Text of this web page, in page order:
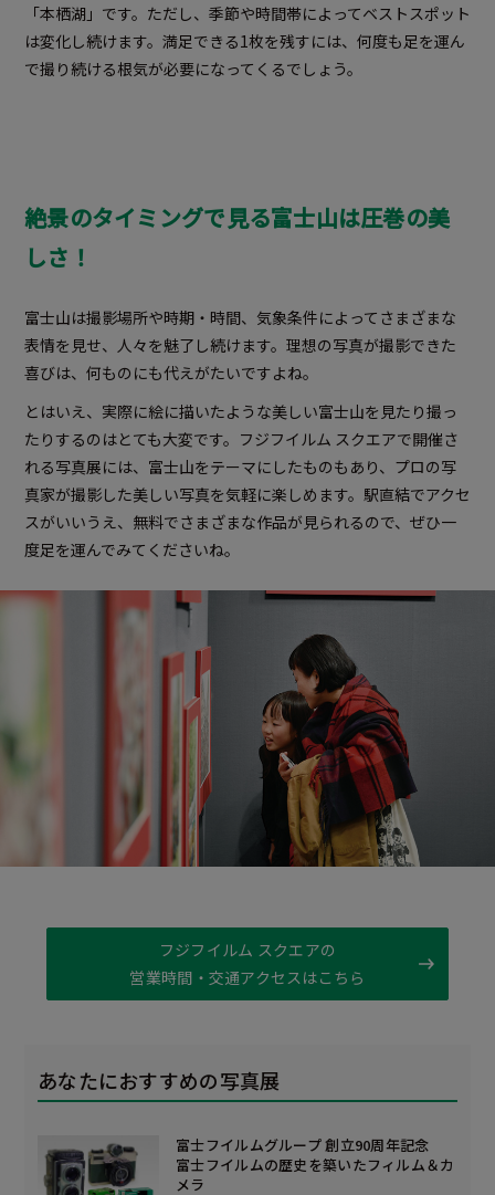
「本栖湖」です。ただし、季節や時間帯によってベストスポット
は変化し続けます。満足できる1枚を残すには、何度も足を運ん
で撮り続ける根気が必要になってくるでしょう。
絶景のタイミングで見る富士山は圧巻の美
しさ！
富士山は撮影場所や時期・時間、気象条件によってさまざまな
表情を見せ、人々を魅了し続けます。理想の写真が撮影できた
喜びは、何ものにも代えがたいですよね。
とはいえ、実際に絵に描いたような美しい富士山を見たり撮っ
たりするのはとても大変です。フジフイルム スクエアで開催さ
れる写真展には、富士山をテーマにしたものもあり、プロの写
真家が撮影した美しい写真を気軽に楽しめます。駅直結でアクセ
スがいいうえ、無料でさまざまな作品が見られるので、ぜひ一
度足を運んでみてくださいね。
フジフイルム スクエアの
営業時間・交通アクセスはこちら
あなたにおすすめの写真展
富士フイルムグループ 創立90周年記念
富士フイルムの歴史を築いたフィルム＆カ
メラ